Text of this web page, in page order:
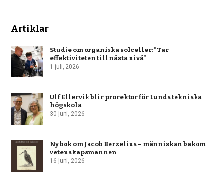
Artiklar
Studie om organiska solceller: ”Tar
effektiviteten till nästa nivå”
1 juli, 2026
Ulf Ellervik blir prorektor för Lunds tekniska
högskola
30 juni, 2026
Ny bok om Jacob Berzelius – människan bakom
vetenskapsmannen
16 juni, 2026